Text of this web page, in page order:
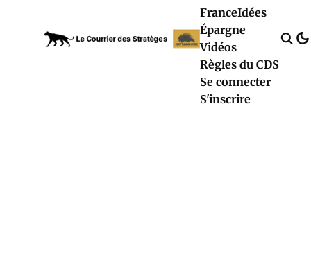
FranceIdées
Épargne
Vidéos
Règles du CDS
Se connecter
S'inscrire